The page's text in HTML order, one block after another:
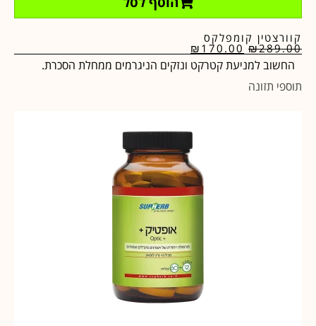
קוורצטין קומפלקס
₪289.00
₪ 170.00
החשוב למניעת קטרקט ונזקים הניגרמים ממחלת הסכרת.
תוספי תזונה